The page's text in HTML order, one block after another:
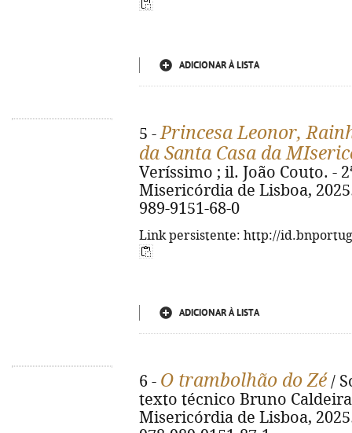
ADICIONAR À LISTA
5 -Princesa Leonor,
da Santa Casa da
Veríssimo ; il. João Couto. -
Misericórdia de Lisboa,
989-9151-68-0
Link persistente: http://
ADICIONAR À LISTA
6 - O trambolhão do Zé /
texto técnico Bruno
Misericórdia de Lisboa,